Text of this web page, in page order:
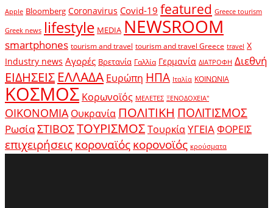
Apple Bloomberg Coronavirus Covid-19 featured Greece tourism
Greek news lifestyle MEDIA NEWSROOM
smartphones tourism and travel tourism and travel Greece travel X
Industry news Αγορές Βρετανία Γαλλία Γερμανία ΔΙΑΤΡΟΦΗ Διεθνή
ΕΙΔΗΣΕΙΣ ΕΛΛΑΔΑ Ευρώπη ΗΠΑ Ιταλία ΚΟΙΝΩΝΙΑ
ΚΟΣΜΟΣ Κορωνοϊός ΜΕΛΕΤΕΣ ΞΕΝΟΔΟΧΕΙΑ"
ΟΙΚΟΝΟΜΙΑ Ουκρανία ΠΟΛΙΤΙΚΗ ΠΟΛΙΤΙΣΜΟΣ
ΡωσίαΣΤΙΒΟΣΤΟΥΡΙΣΜΟΣΤουρκίαΥΓΕΙΑΦΟΡΕΙΣ
επιχειρήσειςκοροναϊόςκορονοϊός κρούσματα